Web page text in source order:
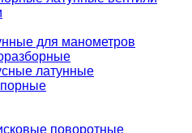
для манометров
латунные
поворотные